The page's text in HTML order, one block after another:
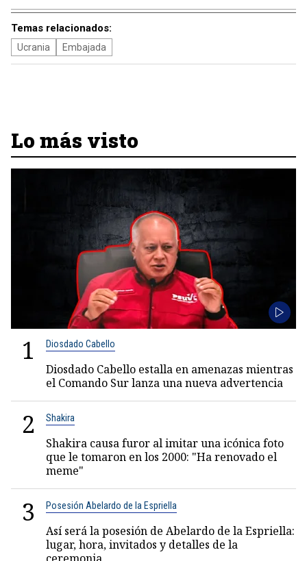
Temas relacionados:
Ucrania Embajada
Lo más visto
1 Diosdado Cabello
Diosdado Cabello estalla en amenazas mientras
el Comando Sur lanza una nueva advertencia
2 Shakira
Shakira causa furor al imitar una icónica foto
que le tomaron en los 2000: "Ha renovado el
meme"
3 Posesión Abelardo de la Espriella
Así será la posesión de Abelardo de la Espriella:
lugar, hora, invitados y detalles de la